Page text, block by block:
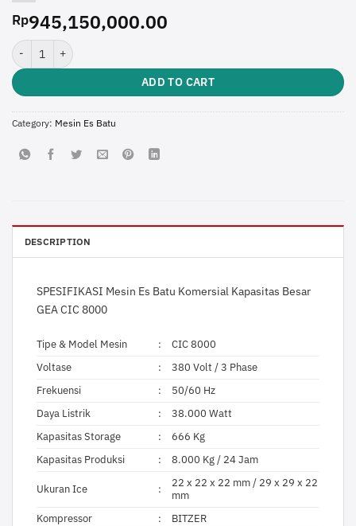
Rp945,150,000.00
Mesin Es Batu Komersial Kapasitas Besar GEA CIC 8000 quantity
ADD TO CART
Category: Mesin Es Batu
DESCRIPTION
SPESIFIKASI Mesin Es Batu Komersial Kapasitas Besar
GEA CIC 8000
Tipe & Model Mesin :
CIC 8000
Voltase
:
380 Volt / 3 Phase
Frekuensi
:
50/60 Hz
Daya Listrik
:
38.000 Watt
Kapasitas Storage
:
666 Kg
Kapasitas Produksi
: 8.000 Kg / 24 Jam
Ukuran Ice :
22 x 22 x 22 mm / 29 x 29 x 22
mm
Kompressor
:
BITZER